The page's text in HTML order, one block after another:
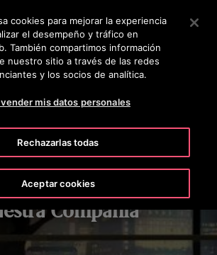
al contenido principal
BUSCAR
Compañía
cookies para mejorar la experiencia
el desempeño y tráfico en
También compartimos información
nuestro sitio a través de las redes
y los socios de analítica.
vender mis datos personales
Rechazarlas todas
Aceptar cookies